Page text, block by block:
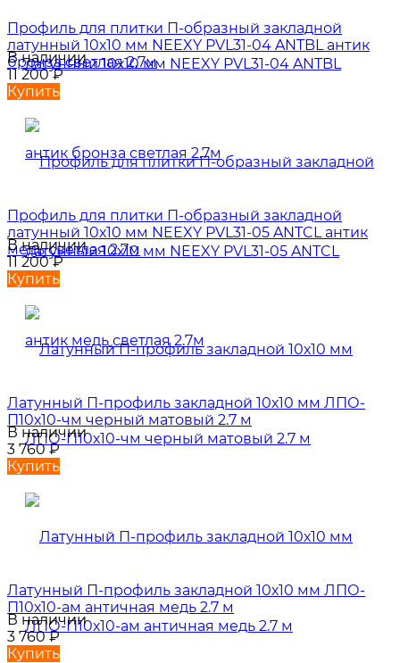
Профиль для плитки П-образный закладной
латунный 10х10 мм NEEXY PVL31-04 ANTBL антик
бронза светлая 2.7м
В наличии
11 200₽
Купить
Профиль для плитки П-образный закладной
латунный 10х10 мм NEEXY PVL31-05 ANTCL антик
медь светлая 2.7м
В наличии
11 200₽
Купить
Латунный П-профиль закладной 10х10 мм ЛПО-
П10х10-чм черный матовый 2.7 м
В наличии
3 760₽
Купить
Латунный П-профиль закладной 10х10 мм ЛПО-
П10х10-ам античная медь 2.7 м
В наличии
3 760₽
Купить